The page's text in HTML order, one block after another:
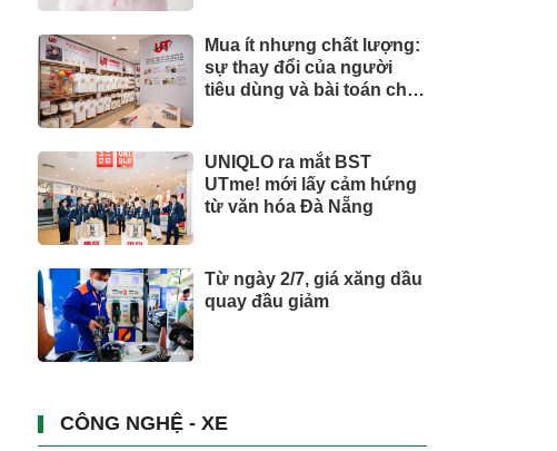
Mua ít nhưng chất lượng:
sự thay đổi của người
tiêu dùng và bài toán cho
UNIQLO ra mắt BST
UTme! mới lấy cảm hứng
từ văn hóa Đà Nẵng
Từ ngày 2/7, giá xăng dầu
quay đầu giảm
CÔNG NGHỆ - XE